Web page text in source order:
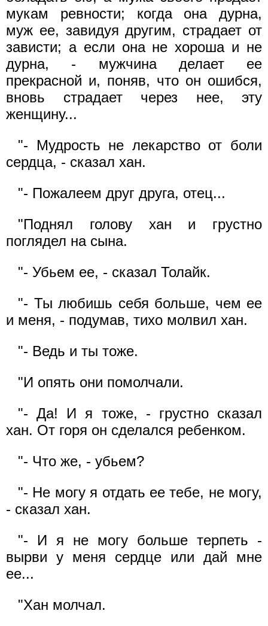
мукам ревности; когда она дурна,
муж ее, завидуя другим, страдает от
зависти; а если она не хороша и не
дурна, - мужчина делает ее
прекрасной и, поняв, что он ошибся,
вновь страдает через нее, эту
женщину...
"- Мудрость не лекарство от боли
сердца, - сказал хан.
"- Пожалеем друг друга, отец...
"Поднял голову хан и грустно
поглядел на сына.
"- Убьем ее, - сказал Толайк.
"- Ты любишь себя больше, чем ее
и меня, - подумав, тихо молвил хан.
"- Ведь и ты тоже.
"И опять они помолчали.
"- Да! И я тоже, - грустно сказал
хан. От горя он сделался ребенком.
"- Что же, - убьем?
"- Не могу я отдать ее тебе, не могу,
- сказал хан.
"- И я не могу больше терпеть -
вырви у меня сердце или дай мне
ее...
"Хан молчал.